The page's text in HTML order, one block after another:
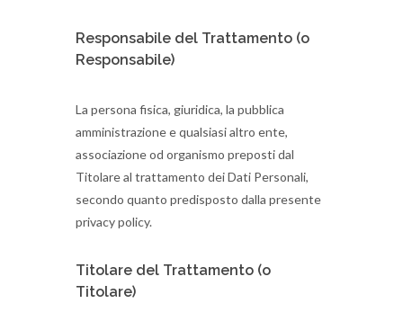
Responsabile del Trattamento (o
Responsabile)
La persona fisica, giuridica, la pubblica
amministrazione e qualsiasi altro ente,
associazione od organismo preposti dal
Titolare al trattamento dei Dati Personali,
secondo quanto predisposto dalla presente
privacy policy.
Titolare del Trattamento (o
Titolare)